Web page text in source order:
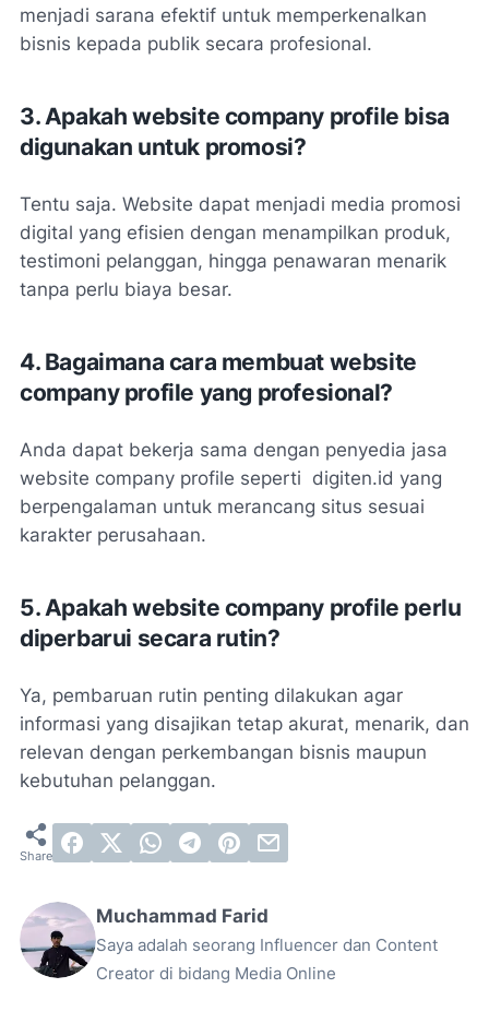
menjadi sarana efektif untuk memperkenalkan
bisnis kepada publik secara profesional.
3. Apakah website company profile bisa
digunakan untuk promosi?
Tentu saja. Website dapat menjadi media promosi
digital yang efisien dengan menampilkan produk,
testimoni pelanggan, hingga penawaran menarik
tanpa perlu biaya besar.
4. Bagaimana cara membuat website
company profile yang profesional?
Anda dapat bekerja sama dengan penyedia jasa
website company profile seperti digiten.id yang
berpengalaman untuk merancang situs sesuai
karakter perusahaan.
5. Apakah website company profile perlu
diperbarui secara rutin?
Ya, pembaruan rutin penting dilakukan agar
informasi yang disajikan tetap akurat, menarik, dan
relevan dengan perkembangan bisnis maupun
kebutuhan pelanggan.
Muchammad Farid
Saya adalah seorang Influencer dan Content
Creator di bidang Media Online